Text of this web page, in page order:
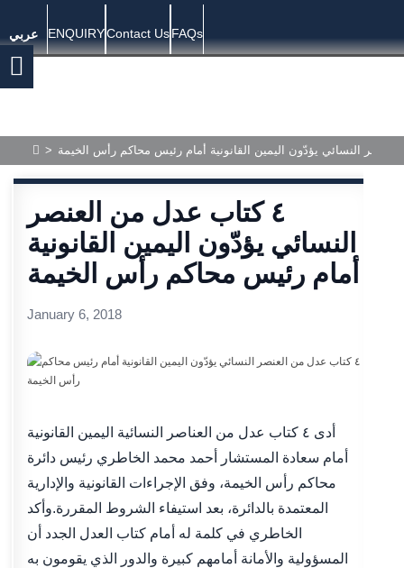
عربي ENQUIRYContact UsFAQs
>
٤ كتاب عدل من العنصر
النسائي يؤدّون اليمين القانونية
أمام رئيس محاكم رأس الخيمة
January 6, 2018
أدى ٤ كتاب عدل من العناصر النسائية اليمين القانونية
أمام سعادة المستشار أحمد محمد الخاطري رئيس دائرة
محاكم رأس الخيمة، وفق الإجراءات القانونية والإدارية
المعتمدة بالدائرة، بعد استيفاء الشروط المقررة.وأكد
الخاطري في كلمة له أمام كتاب العدل الجدد أن
المسؤولية والأمانة أمامهم كبيرة والدور الذي يقومون به